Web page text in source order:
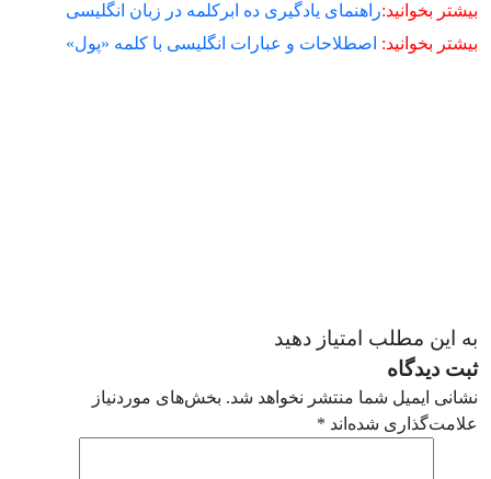
بیشتر بخوانید:راهنمای یادگیری ده ابرکلمه در زبان انگلیسی
بیشتر بخوانید: اصطلاحات و عبارات انگلیسی با کلمه «پول»
به این مطلب امتیاز دهید
ثبت دیدگاه
نشانی ایمیل شما منتشر نخواهد شد. بخش‌های موردنیاز
علامت‌گذاری شده‌اند *